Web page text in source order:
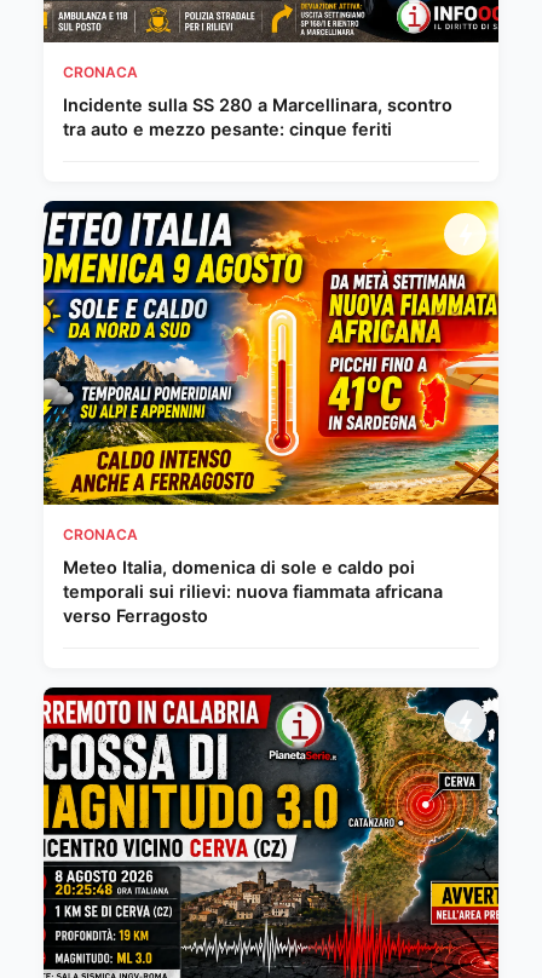
CRONACA
Incidente sulla SS 280 a Marcellinara, scontro
tra auto e mezzo pesante: cinque feriti
CRONACA
Meteo Italia, domenica di sole e caldo poi
temporali sui rilievi: nuova fiammata africana
verso Ferragosto